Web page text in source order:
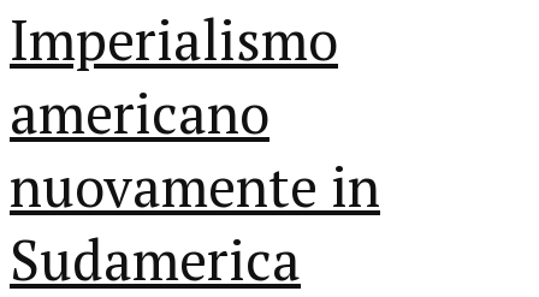
Imperialismo
americano
nuovamente in
Sudamerica